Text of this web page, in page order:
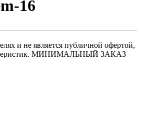
16
и не является публичной офертой,
МИНИМАЛЬНЫЙ ЗАКАЗ